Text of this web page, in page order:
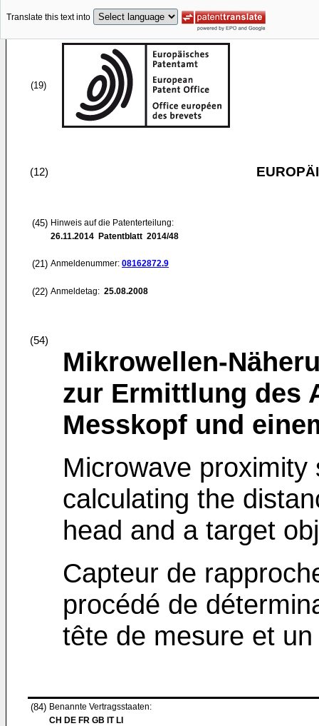
Translate this text into
(19)
(12)
(45) Hinweis auf die Patenterteilung:
26.11.2014 Patentblatt 2014/48
(21) Anmeldenummer: 08162872.9
(22) Anmeldetag: 25.08.2008
(54)
Mikrowellen-
zur Ermittlung des
Messkopf und
Microwave
calculating the
head and a target
Capteur de
procédé de
tête de mesure et
(84) Benannte Vertragsstaaten:
CH DE FR GB IT LI